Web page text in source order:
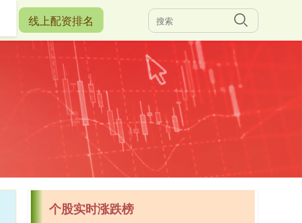
线上配资排名
个股实时涨跌榜